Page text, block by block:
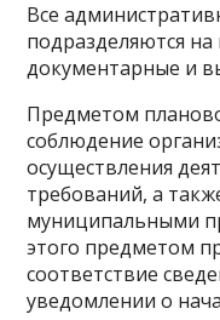
Все
подразделяются
документарные и
Предметом
соблюдение
осуществления
требований, а
муниципальными
этого предметом
соответствие
уведомлении о